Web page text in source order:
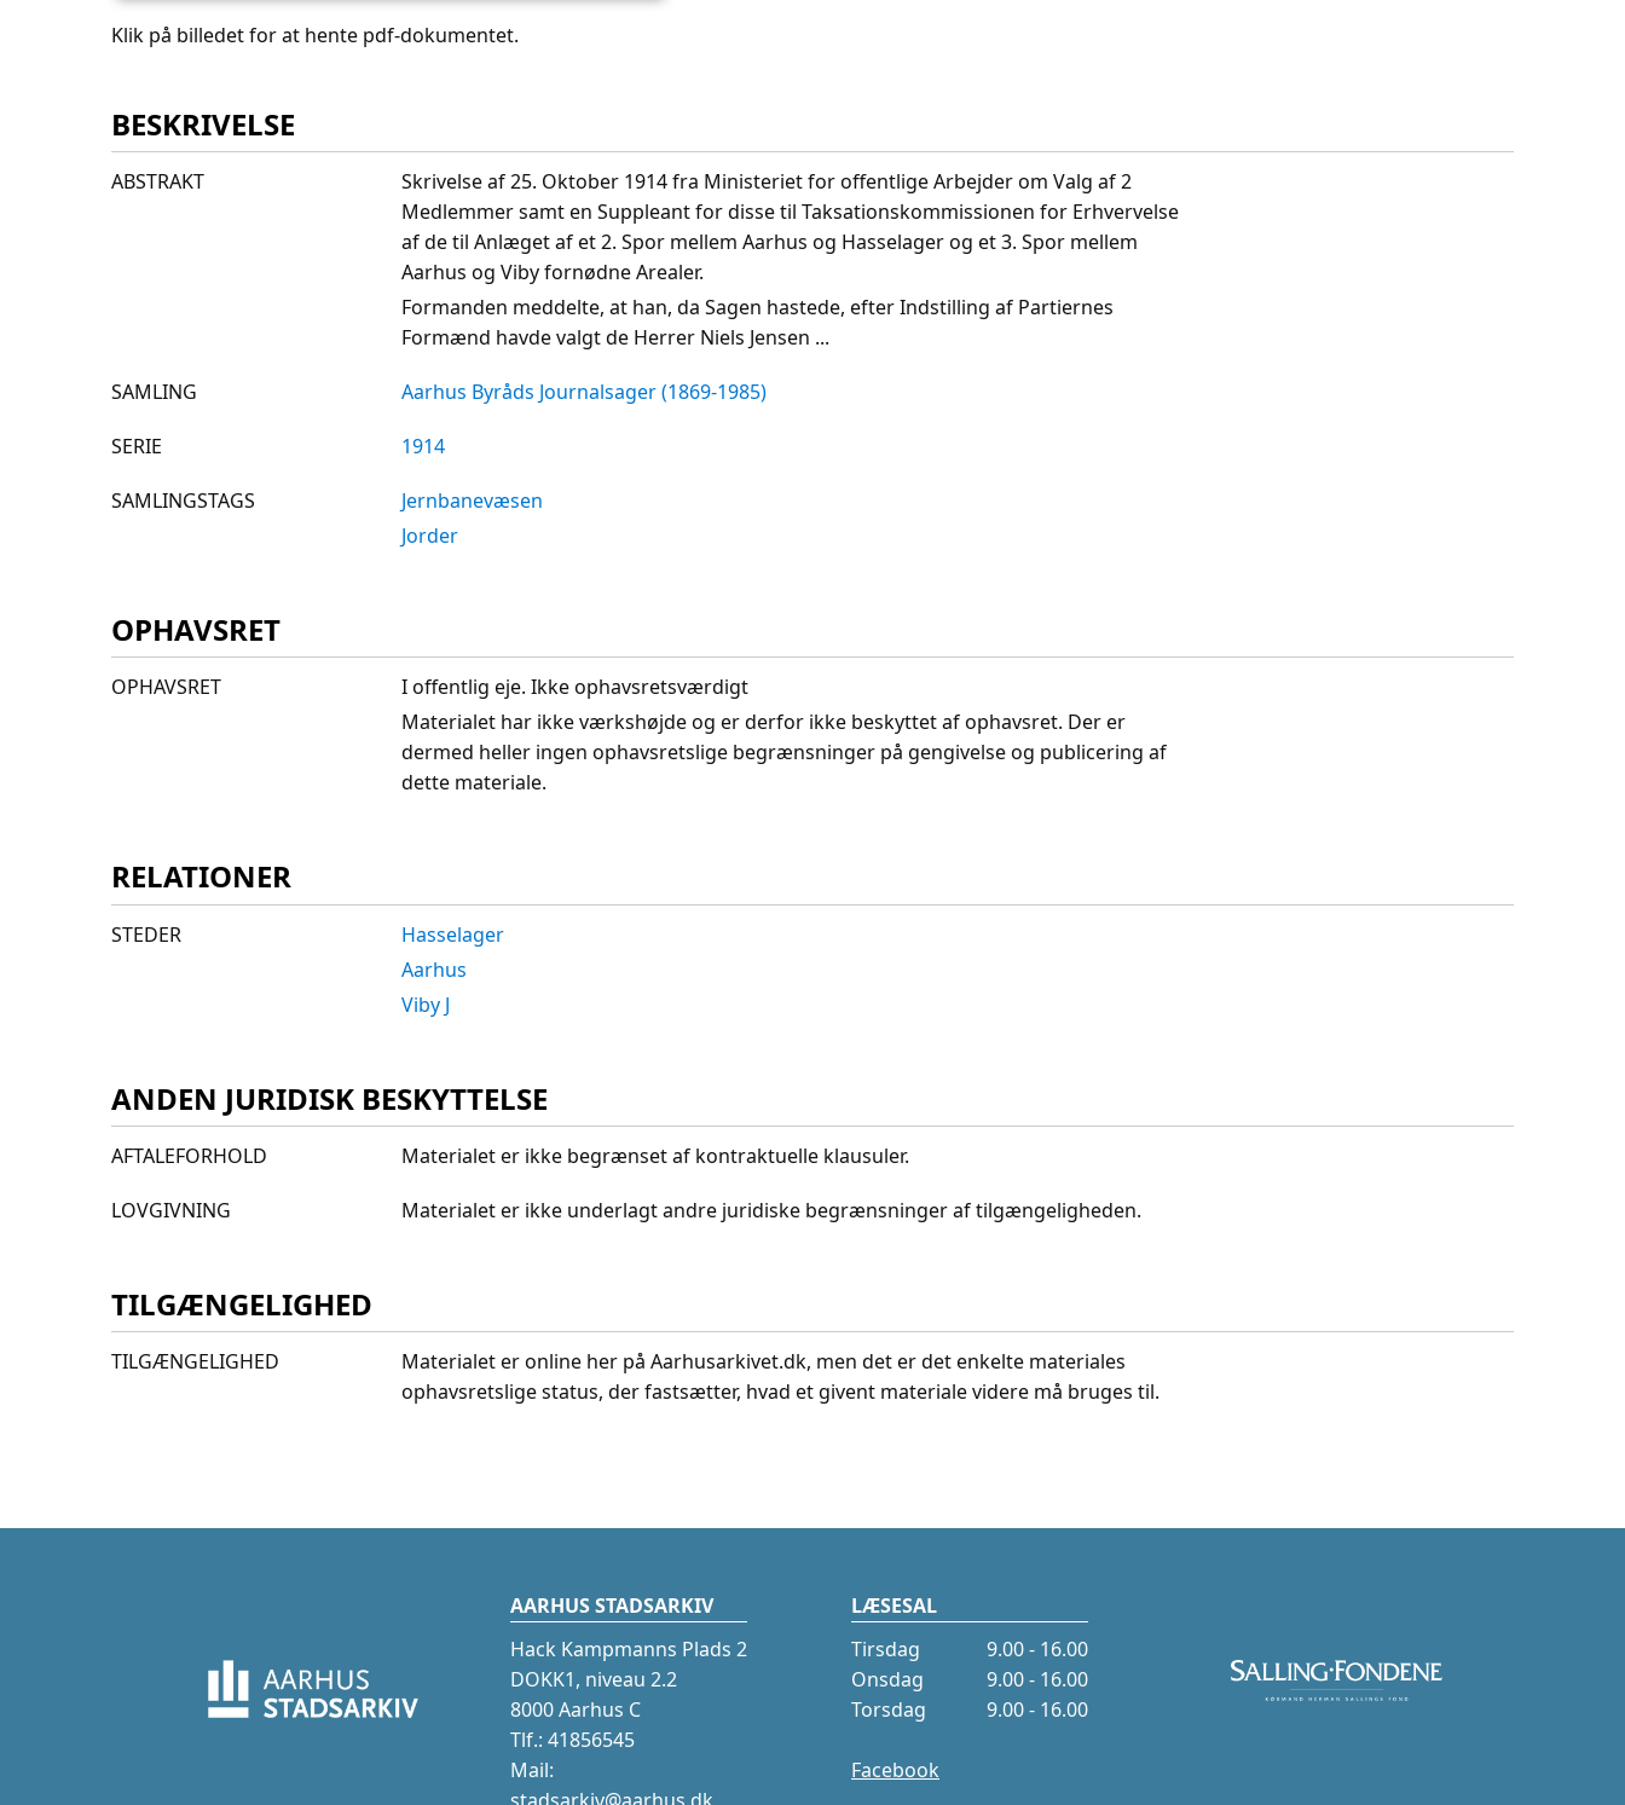
Klik på billedet for at hente pdf-dokumentet.
BESKRIVELSE
ABSTRAKT
Skrivelse af 25. Oktober 1914 fra Ministeriet for offentlige Arbejder om Valg af 2
Medlemmer samt en Suppleant for disse til Taksationskommissionen for Erhvervelse
af de til Anlæget af et 2. Spor mellem Aarhus og Hasselager og et 3. Spor mellem
Aarhus og Viby fornødne Arealer.
Formanden meddelte, at han, da Sagen hastede, efter Indstilling af Partiernes
Formænd havde valgt de Herrer Niels Jensen ...
SAMLING Aarhus Byråds Journalsager (1869-1985)
SERIE 1914
SAMLINGSTAGS
Jernbanevæsen
Jorder
OPHAVSRET
OPHAVSRET
I offentlig eje. Ikke ophavsretsværdigt
Materialet har ikke værkshøjde og er derfor ikke beskyttet af ophavsret. Der er
dermed heller ingen ophavsretslige begrænsninger på gengivelse og publicering af
dette materiale.
RELATIONER
STEDER
Hasselager
Aarhus
Viby J
ANDEN JURIDISK BESKYTTELSE
AFTALEFORHOLD Materialet er ikke begrænset af kontraktuelle klausuler.
LOVGIVNING Materialet er ikke underlagt andre juridiske begrænsninger af tilgængeligheden.
TILGÆNGELIGHED
TILGÆNGELIGHED
Materialet er online her på Aarhusarkivet.dk, men det er det enkelte materiales
ophavsretslige status, der fastsætter, hvad et givent materiale videre må bruges til.
AARHUS STADSARKIV
Hack Kampmanns Plads 2
DOKK1, niveau 2.2
8000 Aarhus C
Tlf.: 41856545
Mail:
LÆSESAL
Tirsdag
9.00 - 16.00
Onsdag
9.00 - 16.00
Torsdag
9.00 - 16.00
Facebook